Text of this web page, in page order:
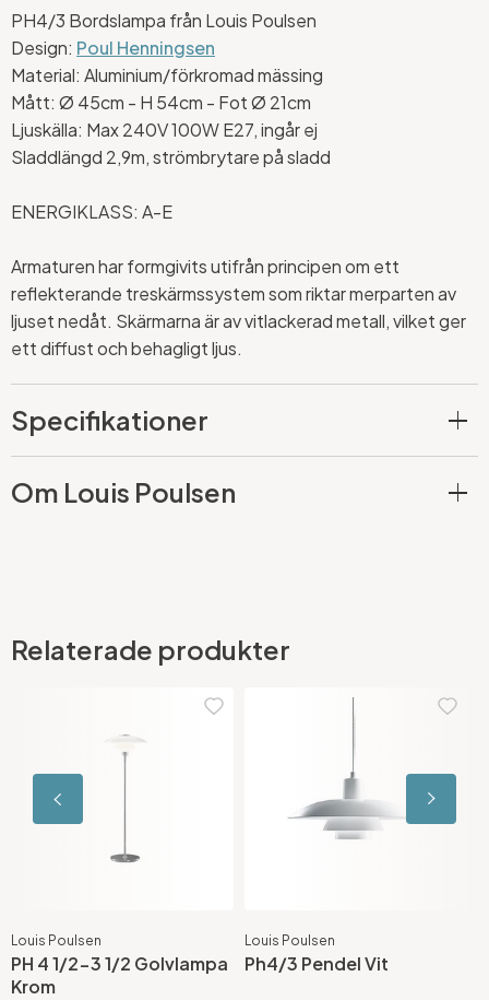
PH4/3 Bordslampa från Louis Poulsen
Design: Poul Henningsen
Material: Aluminium/förkromad mässing
Mått: Ø 45cm - H 54cm - Fot Ø 21cm
Ljuskälla: Max 240V 100W E27, ingår ej
Sladdlängd 2,9m, strömbrytare på sladd
ENERGIKLASS: A-E
Armaturen har formgivits utifrån principen om ett
reflekterande treskärmssystem som riktar merparten av
ljuset nedåt. Skärmarna är av vitlackerad metall, vilket ger
ett diffust och behagligt ljus.
Specifikationer
Om Louis Poulsen
Relaterade produkter
Louis Poulsen
PH 4 1/2-3 1/2 Golvlampa
Krom
Louis Poulsen
Ph4/3 Pendel Vit